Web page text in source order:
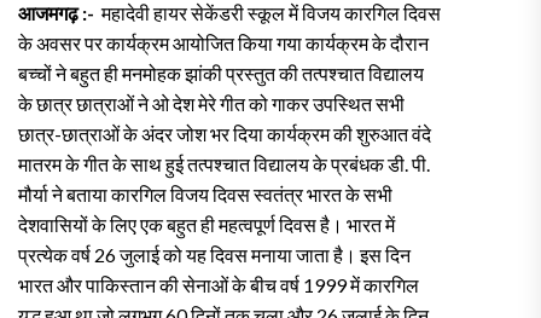
आजमगढ़ :- महादेवी हायर सेकेंडरी स्कूल में विजय कारगिल दिवस
के अवसर पर कार्यक्रम आयोजित किया गया कार्यक्रम के दौरान
बच्चों ने बहुत ही मनमोहक झांकी प्रस्तुत की तत्पश्चात विद्यालय
के छात्र छात्राओं ने ओ देश मेरे गीत को गाकर उपस्थित सभी
छात्र-छात्राओं के अंदर जोश भर दिया कार्यक्रम की शुरुआत वंदे
मातरम के गीत के साथ हुई तत्पश्चात विद्यालय के प्रबंधक डी. पी.
मौर्या ने बताया कारगिल विजय दिवस स्वतंत्र भारत के सभी
देशवासियों के लिए एक बहुत ही महत्वपूर्ण दिवस है। भारत में
प्रत्येक वर्ष 26 जुलाई को यह दिवस मनाया जाता है। इस दिन
भारत और पाकिस्तान की सेनाओं के बीच वर्ष 1999 में कारगिल